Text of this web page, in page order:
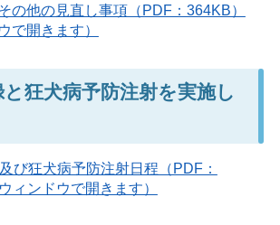
の他の見直し事項（PDF：364KB）
で開きます）
狂犬病予防注射を実施し
び狂犬病予防注射日程（PDF：
ィンドウで開きます）